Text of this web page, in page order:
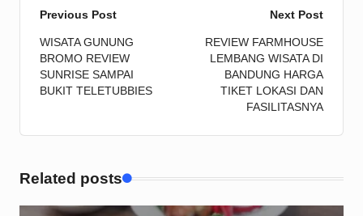
Post
navigation
Previous Post
WISATA GUNUNG
BROMO REVIEW
SUNRISE SAMPAI
BUKIT TELETUBBIES
Next Post
REVIEW FARMHOUSE
LEMBANG WISATA DI
BANDUNG HARGA
TIKET LOKASI DAN
FASILITASNYA
Related posts